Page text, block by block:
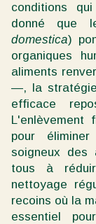
conditions
donné que
domestica)
organiques
aliments
—, la
efficace
L'enlèvement
pour
soigneux
tous à
nettoyage
recoins où la
essentiel